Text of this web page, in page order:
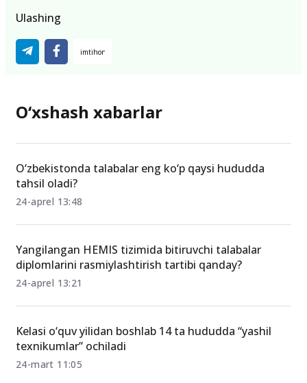
Ulashing
O‘xshash xabarlar
O‘zbekistonda talabalar eng ko‘p qaysi hududda
tahsil oladi?
24-aprel 13:48
Yangilangan HEMIS tizimida bitiruvchi talabalar
diplomlarini rasmiylashtirish tartibi qanday?
24-aprel 13:21
Kelasi o‘quv yilidan boshlab 14 ta hududda “yashil
texnikumlar” ochiladi
24-mart 11:05